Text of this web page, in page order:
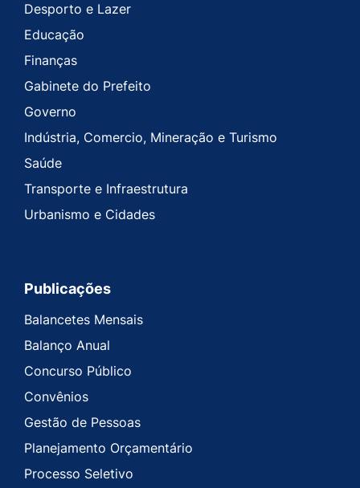
Desporto e Lazer
Educação
Finanças
Gabinete do Prefeito
Governo
Indústria, Comercio, Mineração e Turismo
Saúde
Transporte e Infraestrutura
Urbanismo e Cidades
Publicações
Balancetes Mensais
Balanço Anual
Concurso Público
Convênios
Gestão de Pessoas
Planejamento Orçamentário
Processo Seletivo